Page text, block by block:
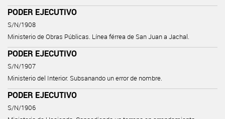
PODER EJECUTIVO
S/N/1908
Ministerio de Obras Públicas. Línea férrea de San Juan a Jachal.
PODER EJECUTIVO
S/N/1907
Ministerio del Interior. Subsanando un error de nombre.
PODER EJECUTIVO
S/N/1906